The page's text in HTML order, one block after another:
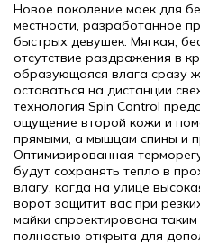
Новое поколение маек для
местности, разработанное
быстрых девушек. Мягкая,
отсутствие раздражения в
образующаяся влага сразу
оставаться на дистанции
технология Spin Control
ощущение второй кожи и
прямыми, а мышцам спины и
Оптимизированная
будут сохранять тепло в
влагу, когда на улице
ворот защитит вас при
майки спроектирована
полностью открыта для